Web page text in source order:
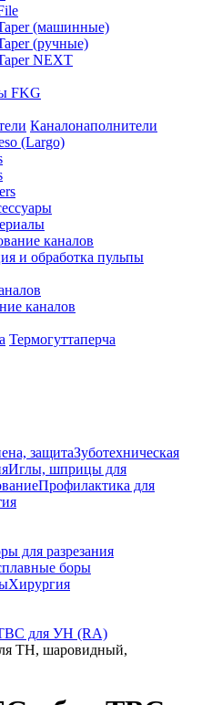
(машинные)
(ручные)
NEXT
FKG
Каналонаполнители
(Largo)
каналов
и обработка пульпы
каналов
Термогуттаперча
защитаЗуботехническая
Иглы, шприцы для
Профилактика для
для разрезания
боры
Хирургия
для УН (RA)
ТН, шаровидный,